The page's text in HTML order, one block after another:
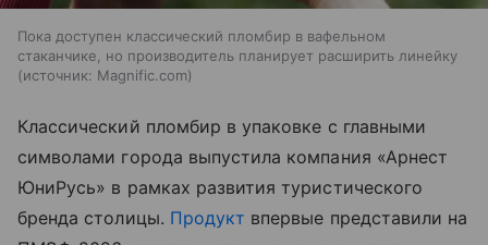
Пока доступен классический пломбир в вафельном
стаканчике, но производитель планирует расширить линейку
источник: Magnific.com
Классический пломбир в упаковке с главными
символами города выпустила компания «Арнест
ЮниРусь» в рамках развития туристического
бренда столицы. Продукт впервые представили на